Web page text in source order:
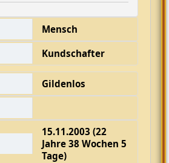
Mensch
Kundschafter
Gildenlos
15.11.2003 (22
Jahre 38 Wochen 5
Tage)